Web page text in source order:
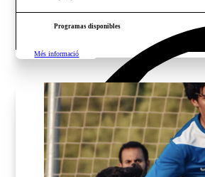
Programas disponibles
Més informació